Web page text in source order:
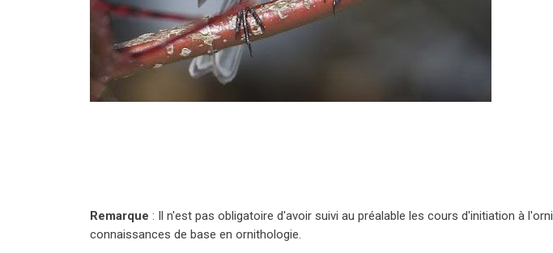
Remarque : Il n'est pas obligatoire d'avoir suivi au préalable les cours d'initiation à
connaissances de base en ornithologie.